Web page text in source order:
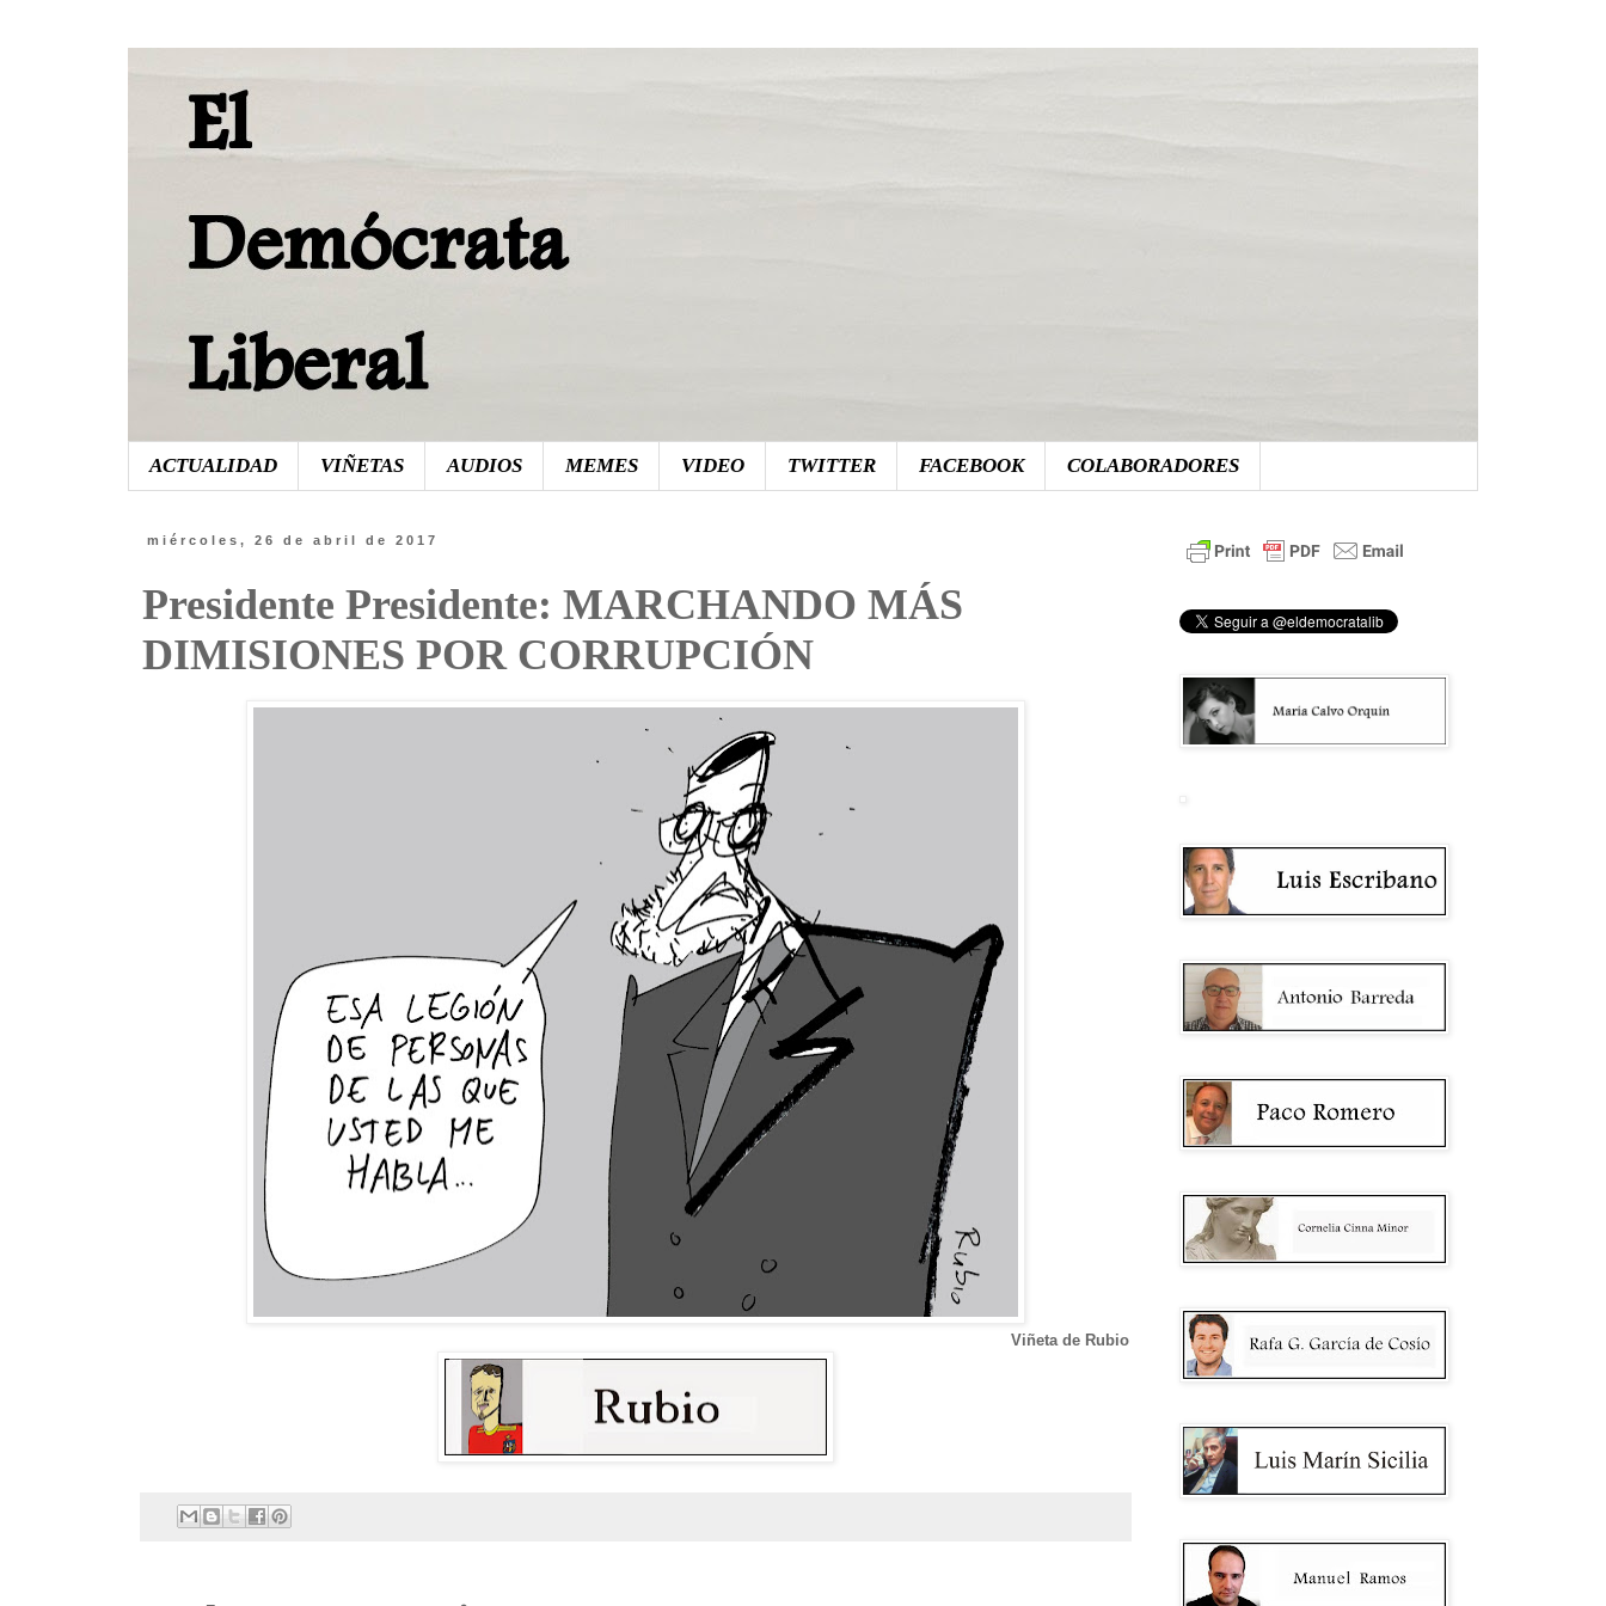
ACTUALIDAD VIÑETAS AUDIOS MEMES VIDEO TWITTER FACEBOOK COLABORADORES
miércoles, 26 de abril de 2017
Presidente Presidente: MARCHANDO MÁS
DIMISIONES POR CORRUPCIÓN
Viñeta de Rubio